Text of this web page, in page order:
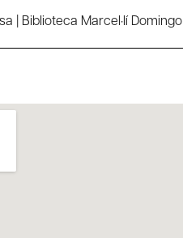
| Biblioteca Marcel·lí Domingo